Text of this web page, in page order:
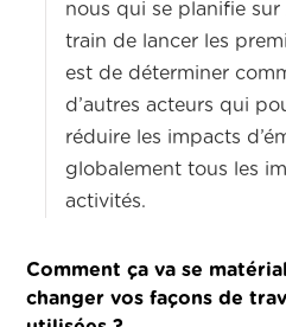
nous qui se planifie
train de lancer les
est de déterminer
d’autres acteurs qui
réduire les impacts
globalement tous les
activités.
Comment ça va se
changer vos façons de